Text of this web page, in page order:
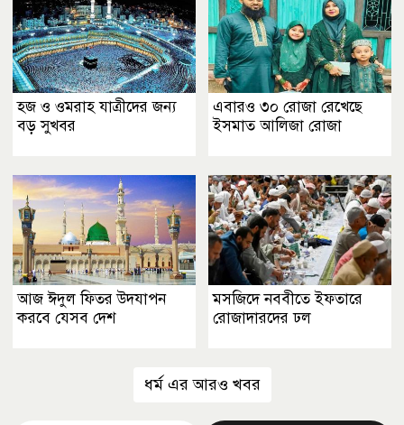
হজ ও ওমরাহ যাত্রীদের জন্য
বড় সুখবর
এবারও ৩০ রোজা রেখেছে
ইসমাত আলিজা রোজা
আজ ঈদুল ফিতর উদযাপন
করবে যেসব দেশ
মসজিদে নববীতে ইফতারে
রোজাদারদের ঢল
ধর্ম এর আরও খবর